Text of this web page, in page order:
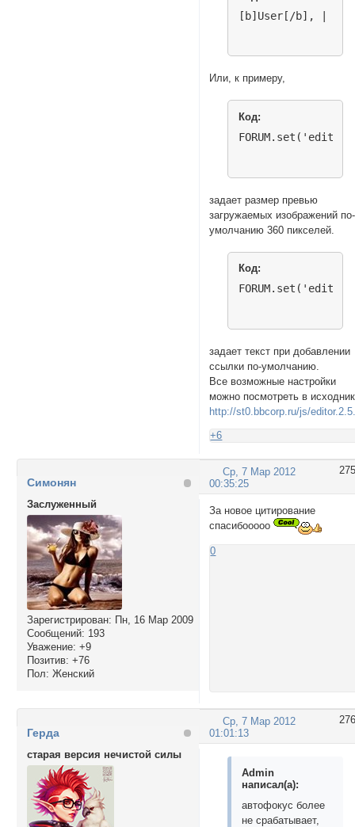
[b]User[/b], |
Или, к примеру,
Код:
задает размер превью
загружаемых изображений по-
умолчанию 360 пикселей.
Код:
задает текст при добавлении
ссылки по-умолчанию.
Все возможные настройки
можно посмотреть в
http://st0.bbcorp.ru/js/
+6
275
Ср, 7 Мар 2012
00:35:25
Симонян
Заслуженный
Зарегистрирован: Пн, 16 Мар 2009
Сообщений: 193
Уважение: +9
Позитив: +76
Пол: Женский
За новое цитирование
спасибооооо
0
276
Ср, 7 Мар 2012
01:01:13
Герда
старая версия нечистой силы
Admin
написал(а):
автофокус более
не срабатывает,